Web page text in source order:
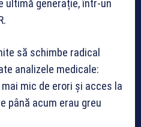
ultimă generație, într-un
să schimbe radical
analizele medicale:
mic de erori și acces la
până acum erau greu